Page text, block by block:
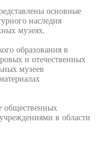
основные
наследия
музеях.
образования в
и отечественных
музеев
общественных
в области